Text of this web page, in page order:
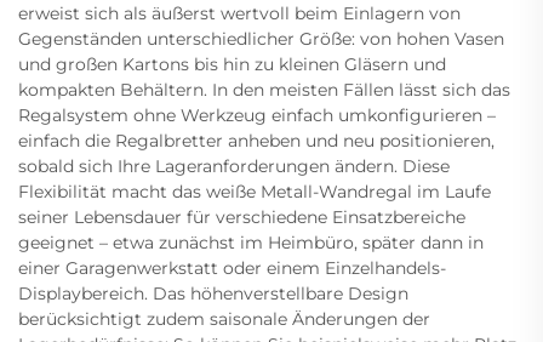
erweist sich als äußerst wertvoll beim Einlagern von
Gegenständen unterschiedlicher Größe: von hohen Vasen
und großen Kartons bis hin zu kleinen Gläsern und
kompakten Behältern. In den meisten Fällen lässt sich das
Regalsystem ohne Werkzeug einfach umkonfigurieren –
einfach die Regalbretter anheben und neu positionieren,
sobald sich Ihre Lageranforderungen ändern. Diese
Flexibilität macht das weiße Metall-Wandregal im Laufe
seiner Lebensdauer für verschiedene Einsatzbereiche
geeignet – etwa zunächst im Heimbüro, später dann in
einer Garagenwerkstatt oder einem Einzelhandels-
Displaybereich. Das höhenverstellbare Design
berücksichtigt zudem saisonale Änderungen der